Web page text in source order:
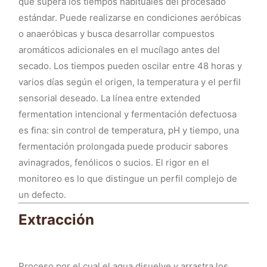
estándar. Puede realizarse en condiciones aeróbicas
o anaeróbicas y busca desarrollar compuestos
aromáticos adicionales en el mucílago antes del
secado. Los tiempos pueden oscilar entre 48 horas y
varios días según el origen, la temperatura y el perfil
sensorial deseado. La línea entre extended
fermentation intencional y fermentación defectuosa
es fina: sin control de temperatura, pH y tiempo, una
fermentación prolongada puede producir sabores
avinagrados, fenólicos o sucios. El rigor en el
monitoreo es lo que distingue un perfil complejo de
un defecto.
Extracción